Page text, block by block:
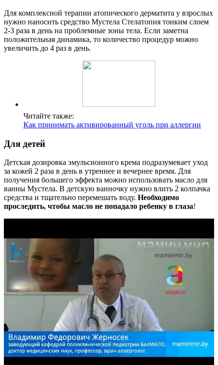
Для комплексной терапии атопического дерматита у взрослых
нужно наносить средство Мустела Стелатопия тонким слоем
2-3 раза в день на проблемные зоны тела. Если заметна
положительная динамика, то количество процедур можно
увеличить до 4 раз в день.
Читайте также:
Как принимать активированный уголь при аллергии
Для детей
Детская дозировка эмульсионного крема подразумевает уход
за кожей 2 раза в день в утреннее и вечернее время. Для
получения большего эффекта можно использовать масло для
ванны Мустела. В детскую ванночку нужно влить 2 колпачка
средства и тщательно перемешать воду. Необходимо
проследить, чтобы масло не попадало ребенку в глаза!